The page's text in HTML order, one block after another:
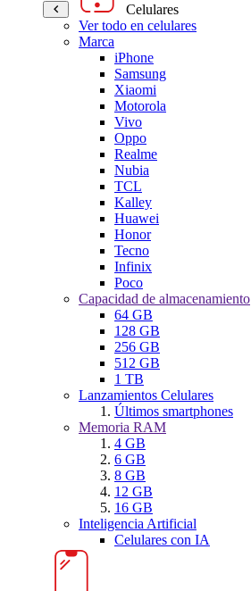
Celulares
Ver todo en celulares
Marca
iPhone
Samsung
Xiaomi
Motorola
Vivo
Oppo
Realme
Nubia
TCL
Kalley
Huawei
Honor
Tecno
Infinix
Poco
Capacidad de almacenamiento
64 GB
128 GB
256 GB
512 GB
1 TB
Lanzamientos Celulares
Últimos smartphones
Memoria RAM
4 GB
6 GB
8 GB
12 GB
16 GB
Inteligencia Artificial
Celulares con IA